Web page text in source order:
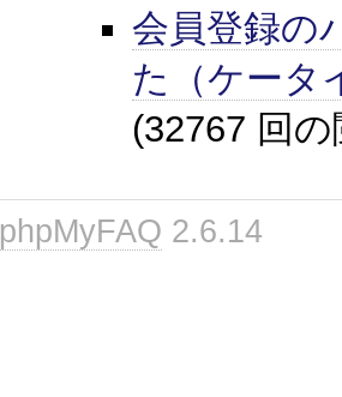
会員登録の
た（ケータ
(32767 回
phpMyFAQ 2.6.14